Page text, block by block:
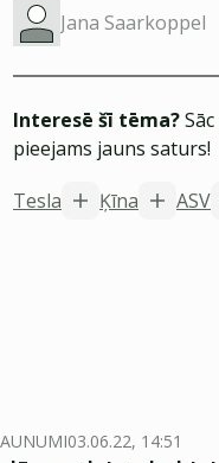
Jana Saarkoppel
Interesē šī tēma?
pieejams jauns saturs!
Tesla
Ķīna ASV
03.06.22, 14:51